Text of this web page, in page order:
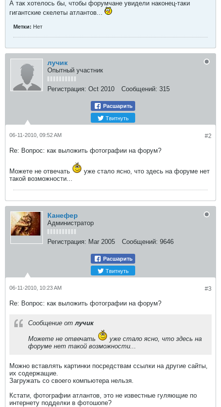
А так хотелось бы, чтобы форумчане увидели наконец-таки
гигантские скелеты атлантов...
Метки: Нет
лучик
Опытный участник
Регистрация: Oct 2010 Сообщений: 315
Расшарить
Твитнуть
#2
06-11-2010, 09:52 AM
Re: Вопрос: как выложить фотографии на форум?
Можете не отвечать
уже стало ясно, что здесь на форуме нет
такой возможности...
Канефер
Администратор
Регистрация: Mar 2005 Сообщений: 9646
Расшарить
Твитнуть
#3
06-11-2010, 10:23 AM
Re: Вопрос: как выложить фотографии на форум?
Сообщение отлучик
Можете не отвечать
уже стало ясно, что здесь на
форуме нет такой возможности...
Можно вставлять картинки посредствам ссылки на другие сайты,
их содержащие.
Загружать со своего компьютера нельзя.
Кстати, фотографии атлантов, это не известные гуляющие по
интернету подделки в фотошопе?